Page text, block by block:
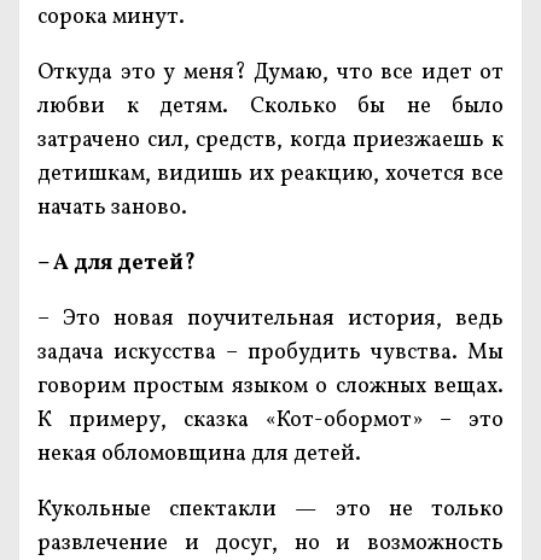
сорока минут.
Откуда это у меня? Думаю, что все идет от
любви к детям. Сколько бы не было
затрачено сил, средств, когда приезжаешь к
детишкам, видишь их реакцию, хочется все
начать заново.
– А для детей?
– Это новая поучительная история, ведь
задача искусства – пробудить чувства. Мы
говорим простым языком о сложных вещах.
К примеру, сказка «Кот-обормот» – это
некая обломовщина для детей.
Кукольные спектакли — это не только
развлечение и досуг, но и возможность